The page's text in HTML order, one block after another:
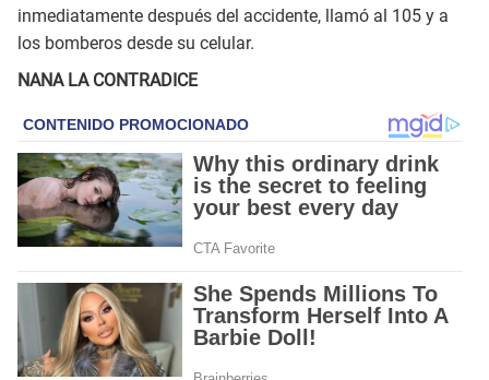
inmediatamente después del accidente, llamó al 105 y a
los bomberos desde su celular.
NANA LA CONTRADICE